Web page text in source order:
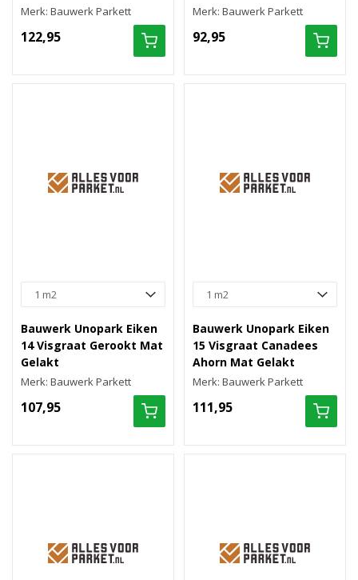
Merk: Bauwerk Parkett
122,95
Merk: Bauwerk Parkett
92,95
Bauwerk Unopark Eiken
14 Visgraat Gerookt Mat
Gelakt
Merk: Bauwerk Parkett
107,95
Bauwerk Unopark Eiken
15 Visgraat Canadees
Ahorn Mat Gelakt
Merk: Bauwerk Parkett
111,95